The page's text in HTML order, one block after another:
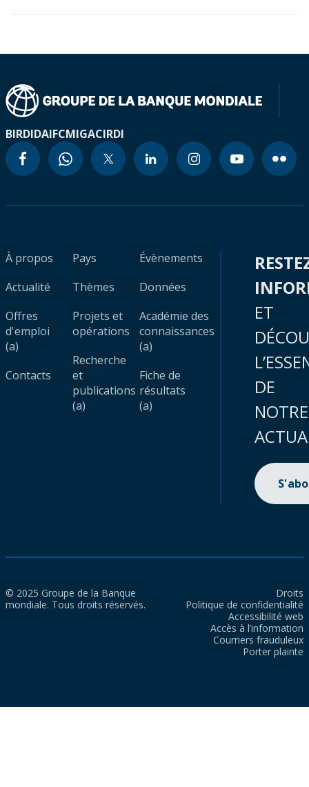
BIRDIDAIFCMIGACIRDI
À propos
Actualité
Offres
d'emploi
(a)
Contacts
Pays
Thèmes
Projets et
opérations
Recherche
et
publications
(a)
Évènements
Données
Académie des
connaissances
(a)
Fiche de
résultats
(a)
ET
DE
NOTRE
© 2025 Groupe de la Banque
mondiale. Tous droits réservés.
Droits
Politique de confidentialité
Accessibilité web
Accès à l’information
Courriers frauduleux
Porter plainte